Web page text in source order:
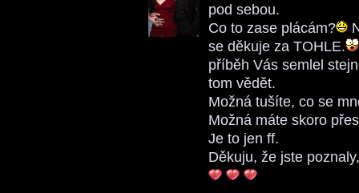
pod sebou.
Co to zase plácám?
se děkuje za TOHLE.
příběh Vás semlel
tom vědět.
Možná tušíte, co se
Možná máte skoro
Je to jen ff.
Děkuju, že jste